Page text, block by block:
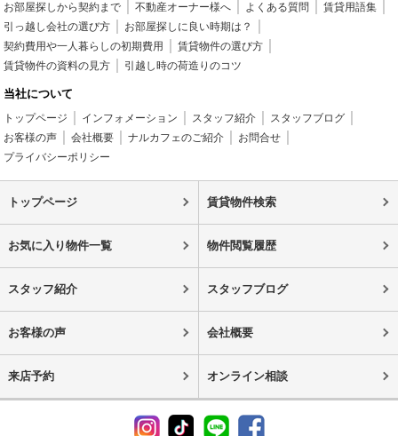
お部屋探しから契約まで 不動産オーナー様へ よくある質問
賃貸用語集
引っ越し会社の選び方
お部屋探しに良い時期は？
契約費用や一人暮らしの初期費用
賃貸物件の選び方
賃貸物件の資料の見方
引越し時の荷造りのコツ
当社について
トップページ インフォメーション スタッフ紹介
スタッフブログ
お客様の声
会社概要 ナルカフェのご紹介
お問合せ
プライバシーポリシー
トップページ 賃貸物件検索
お気に入り物件一覧 物件閲覧履歴
スタッフ紹介 スタッフブログ
お客様の声 会社概要
来店予約 オンライン相談